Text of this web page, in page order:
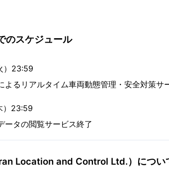
のスケジュール
）23:59
るリアルタイム車両動態管理・安全対策サ
）23:59
タの閲覧サービス終了
Location and Control Ltd.）につい